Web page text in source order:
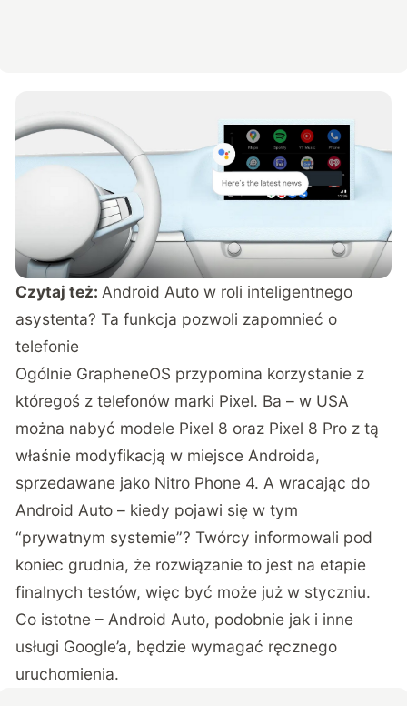
Czytaj też: Android Auto w roli inteligentnego
asystenta? Ta funkcja pozwoli zapomnieć o
telefonie
Ogólnie GrapheneOS przypomina korzystanie z
któregoś z telefonów marki Pixel. Ba – w USA
można nabyć modele Pixel 8 oraz Pixel 8 Pro z tą
właśnie modyfikacją w miejsce Androida,
sprzedawane jako Nitro Phone 4. A wracając do
Android Auto – kiedy pojawi się w tym
“prywatnym systemie”? Twórcy informowali pod
koniec grudnia, że rozwiązanie to jest na etapie
finalnych testów, więc być może już w styczniu.
Co istotne – Android Auto, podobnie jak i inne
usługi Google’a, będzie wymagać ręcznego
uruchomienia.